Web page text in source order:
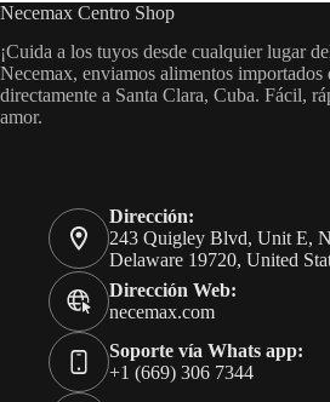
Necemax Centro Shop
¡Cuida a los tuyos desde cualquier lugar
Necemax, enviamos alimentos importados
directamente a Santa Clara, Cuba. Fácil,
amor.
Dirección:
243 Quigley Blvd, Unit E,
Delaware 19720, United
Dirección Web:
necemax.com
Soporte vía Whats app:
+1 (669) 306 7344